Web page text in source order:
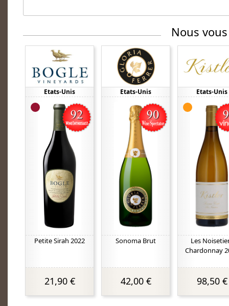
Nous
Etats-Unis
Petite Sirah 2022
21,90 €
Etats-Unis
Sonoma Brut
42,00 €
Etats-Unis
Les
Chardonnay
98,50 €